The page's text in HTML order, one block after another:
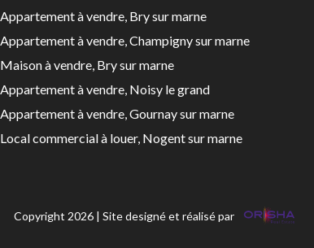
Appartement à vendre, Bry sur marne
Appartement à vendre, Champigny sur marne
Maison à vendre, Bry sur marne
Appartement à vendre, Noisy le grand
Appartement à vendre, Gournay sur marne
Local commercial à louer, Nogent sur marne
Copyright 2026 | Site designé et réalisé par